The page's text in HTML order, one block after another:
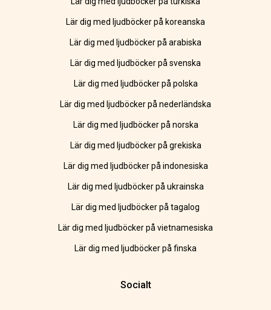
Lär dig med ljudböcker på koreanska
Lär dig med ljudböcker på arabiska
Lär dig med ljudböcker på svenska
Lär dig med ljudböcker på polska
Lär dig med ljudböcker på nederländska
Lär dig med ljudböcker på norska
Lär dig med ljudböcker på grekiska
Lär dig med ljudböcker på indonesiska
Lär dig med ljudböcker på ukrainska
Lär dig med ljudböcker på tagalog
Lär dig med ljudböcker på vietnamesiska
Lär dig med ljudböcker på finska
Socialt